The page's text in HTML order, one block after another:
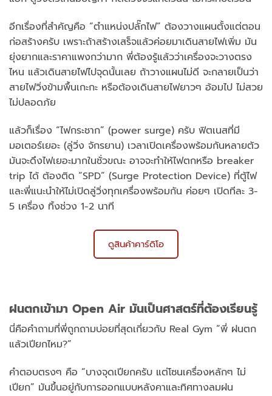
อีกเรื่องที่สำคัญคือ “ตำแหน่งปลั๊กไฟ” ต้องวางแผนตั้งแต่ตอน
ก่อสร้างครับ เพราะถ้าสร้างเสร็จแล้วค่อยมาเดินสายไฟเพิ่ม มัน
ยุ่งยากและราคาแพงกว่ามาก พี่ต้องรู้แล้วว่าเครื่องจะวางตรง
ไหน แล้วเดินสายไฟไปจุดนั้นเลย ถ้าวางแผนไม่ดี จะกลายเป็นว่า
สายไฟวิ่งข้ามพื้นเกะกะ หรือต้องเดินสายไฟยาวๆ อ้อมไป ไม่สวย
ไม่ปลอดภัย
แล้วก็เรื่อง “ไฟกระชาก” (power surge) ครับ ฟิตเนสที่มี
มอเตอร์เยอะ (ลู่วิ่ง จักรยาน) เวลาเปิดเครื่องพร้อมกันหลายตัว
มันจะดึงไฟเยอะมากในชั่วขณะ อาจจะทำให้ไฟตกหรือ breaker
trip ได้ ต้องติด “SPD” (Surge Protection Device) ที่ตู้ไฟ
และพี่แนะนำให้ไม่เปิดลู่วิ่งทุกเครื่องพร้อมกัน ค่อยๆ เปิดทีละ 3-
5 เครื่อง ทิ้งช่วง 1-2 นาที
ดูสินค้าคาร์ดิโอ
ฝนตกเข้ามา Open Air มันเป็นศาสตร์ที่ต้องเรียนรู้
นี่คือคำถามที่พี่ถูกถามบ่อยที่สุดเกี่ยวกับ Real Gym “พี่ ฝนตก
แล้วเปียกไหม?”
คำตอบตรงๆ คือ “บางจุดเปียกครับ แต่โซนเครื่องหลักๆ ไม่
เปียก” มันขึ้นอยู่กับการออกแบบหลังคาและทิศทางลมฝน